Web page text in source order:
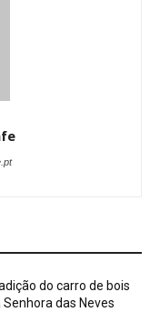
do carro de bois
das Neves